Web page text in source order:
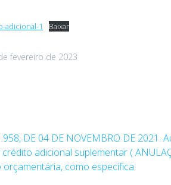
adicional-1 Baixar
fevereiro de 2023
DE 04 DE NOVEMBRO DE 2021.
adicional suplementar (
como especifica.